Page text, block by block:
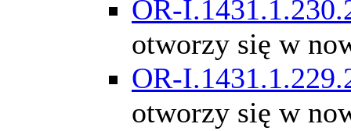
OR-
otworzy się w
OR-
otworzy się w